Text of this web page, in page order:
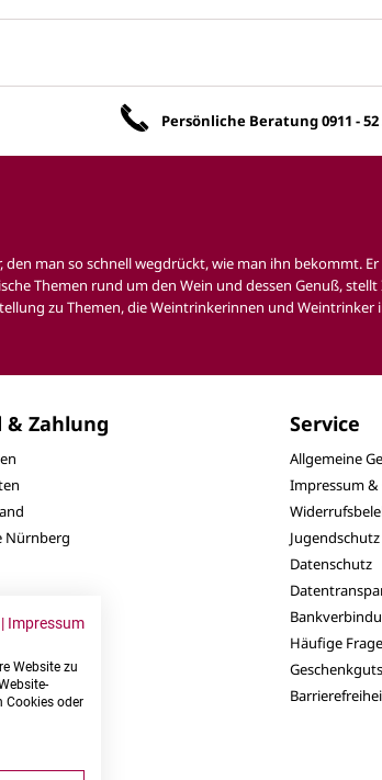
Unsere
Persönliche Beratung0911 -
man so schnell wegdrückt, wie man ihn bekommt.
Themen rund um den Wein und dessen Genuß,
zu Themen, die Weintrinkerinnen und Weintrinker
& Zahlung
Nürnberg
Service
Allgemeine
Impressum
Jugendschutz
Datenschutz
Häufige
| Impressum
Website zu
Cookies oder